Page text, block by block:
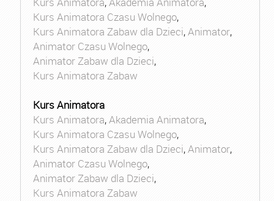
Kurs Animatora Czasu Wolnego,
Kurs Animatora Zabaw dla Dzieci,Animator,
Animator Czasu Wolnego,
Animator Zabaw dla Dzieci,
Kurs Animatora Zabaw
Kurs Animatora
Kurs Animatora,Akademia Animatora,
Kurs Animatora Czasu Wolnego,
Kurs Animatora Zabaw dla Dzieci,Animator,
Animator Czasu Wolnego,
Animator Zabaw dla Dzieci,
Kurs Animatora Zabaw